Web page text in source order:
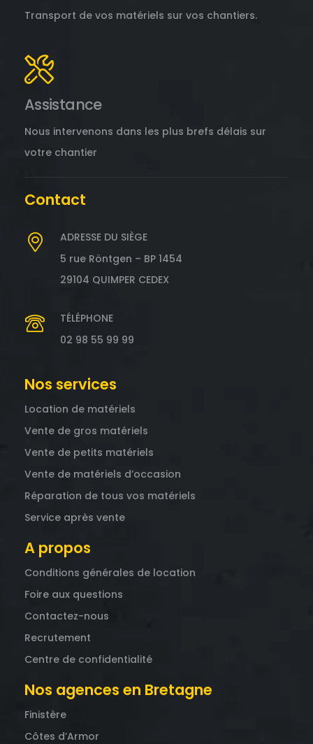
Transport de vos matériels sur vos chantiers.
Assistance
Nous intervenons dans les plus brefs délais sur
votre chantier
Contact
ADRESSE DU SIÈGE
5 rue Röntgen – BP 1454
29104 QUIMPER CEDEX
TÉLÉPHONE
02 98 55 99 99
Nos services
Location de matériels
Vente de gros matériels
Vente de petits matériels
Vente de matériels d’occasion
Réparation de tous vos matériels
Service après vente
A propos
Conditions générales de location
Foire aux questions
Contactez-nous
Recrutement
Centre de confidentialité
Nos agences en Bretagne
Finistère
Côtes d’Armor